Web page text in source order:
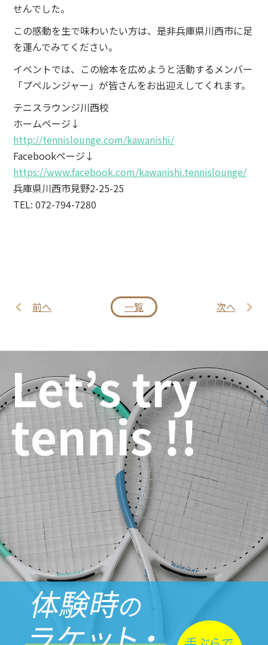
せんでした。
この感動を生で味わいたい方は、是非兵庫県川西市に足
を運んでみてください。
イベントでは、この絵本を広めようと活動するメンバー
「プペルンジャー」が皆さんをお出迎えしてくれます。
テニスラウンジ川西校
ホームページ↓
http://tennislounge.com/kawanishi/
Facebookページ↓
https://www.facebook.com/kawanishi.tennislounge/
兵庫県川西市見野2-25-25
TEL: 072-794-7280
前へ 一覧 次へ